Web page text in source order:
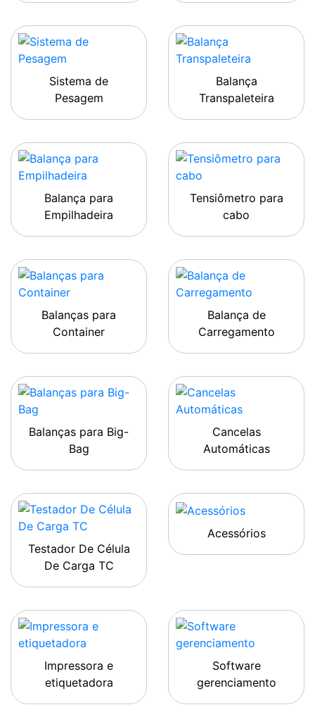
Sistema de
Pesagem
Balança
Transpaleteira
Balança para
Empilhadeira
Tensiômetro para
cabo
Balanças para
Container
Balança de
Carregamento
Balanças para Big-
Bag
Cancelas
Automáticas
Testador De Célula
De Carga TC
Acessórios
Impressora e
etiquetadora
Software
gerenciamento